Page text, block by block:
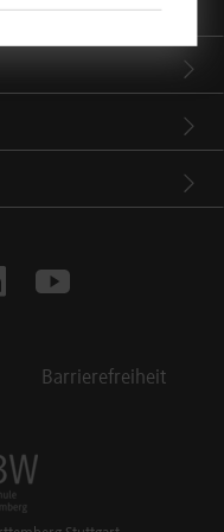
youtube
Barrierefreiheit